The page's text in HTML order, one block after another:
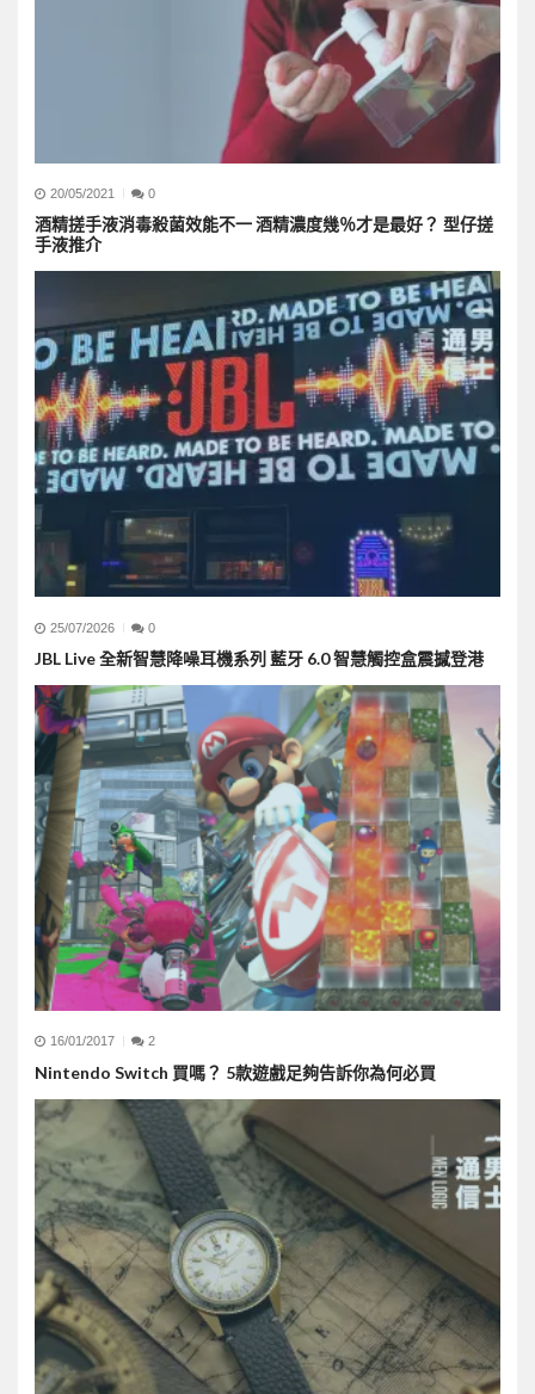
20/05/2021 0
酒精搓手液消毒殺菌效能不一 酒精濃度幾％才是最好？ 型仔搓
手液推介
25/07/2026 0
JBL Live 全新智慧降噪耳機系列 藍牙 6.0 智慧觸控盒震撼登港
16/01/2017 2
Nintendo Switch 買嗎？ 5款遊戲足夠告訴你為何必買